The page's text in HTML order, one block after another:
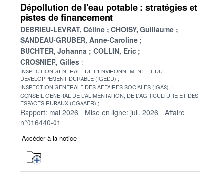
Dépollution de l'eau potable : stratégies et
pistes de financement
DEBRIEU-LEVRAT, Céline
CHOISY, Guillaume
SANDEAU-GRUBER, Anne-Caroline
BUCHTER, Johanna
COLLIN, Eric
CROSNIER, Gilles
INSPECTION GENERALE DE L'ENVIRONNEMENT ET DU
DEVELOPPEMENT DURABLE (IGEDD)
INSPECTION GENERALE DES AFFAIRES SOCIALES (IGAS)
CONSEIL GENERAL DE L'ALIMENTATION, DE L'AGRICULTURE ET DES
ESPACES RURAUX (CGAAER)
Rapport: mai 2026 Mise en ligne: juil. 2026
Affaire
n°016440-01
Accéder à la notice